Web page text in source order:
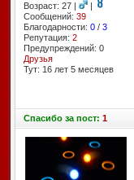
Возраст: 27 |
|
Сообщений: 39
Благодарности: 0/ 3
Репутация: 2
Предупреждений: 0
Друзья
Тут: 16 лет 5 месяцев
Спасибоза пост: 1